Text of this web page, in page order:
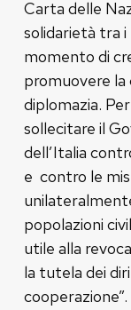
Carta delle
solidarietà tra
momento di
promuovere la
diplomazia.
sollecitare il
dell’Italia
e contro le
popolazioni
utile alla
la tutela dei
cooperazione”.